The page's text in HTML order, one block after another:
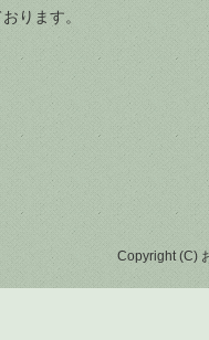
ります。
Copyright (C)